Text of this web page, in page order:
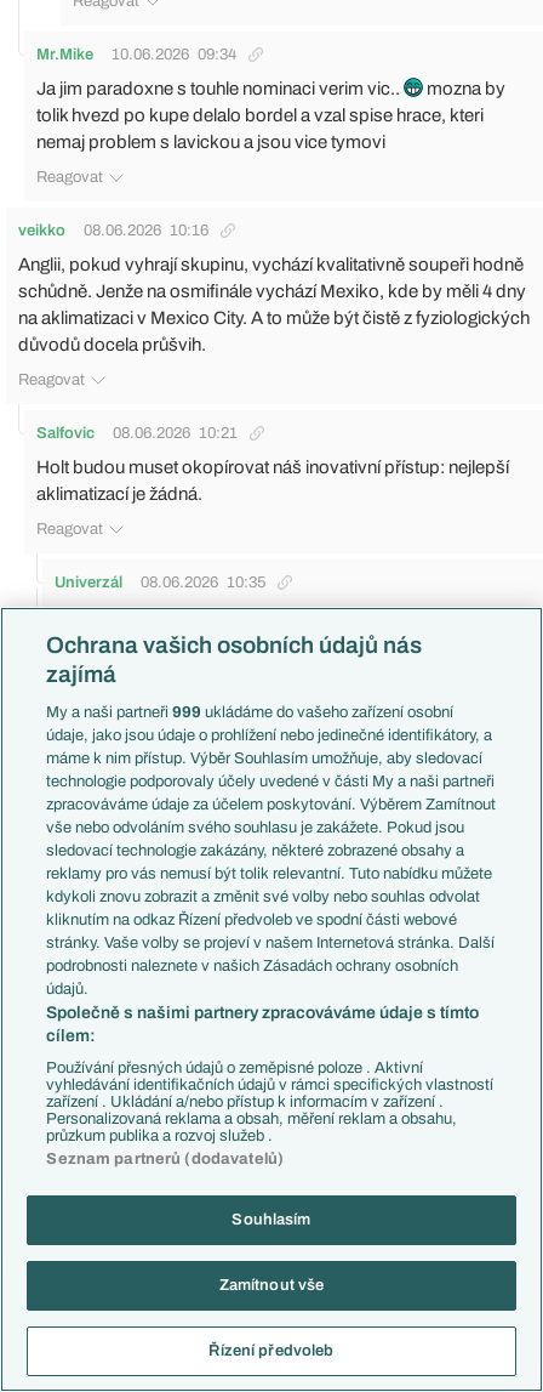
Mr.Mike 10.06.2026 09:34
Ja jim paradoxne s touhle nominaci verim vic..
mozna by
tolik hvezd po kupe delalo bordel a vzal spise hrace, kteri
nemaj problem s lavickou a jsou vice tymovi
Reagovat
veikko 08.06.2026 10:16
Anglii, pokud vyhrají skupinu, vychází kvalitativně soupeři hodně
schůdně. Jenže na osmifinále vychází Mexiko, kde by měli 4 dny
na aklimatizaci v Mexico City. A to může být čistě z fyziologických
důvodů docela průšvih.
Reagovat
Salfovic 08.06.2026 10:21
Holt budou muset okopírovat náš inovativní přístup: nejlepší
aklimatizací je žádná.
Reagovat
Univerzál 08.06.2026 10:35
přístup nejlogičtější a prakticky i jediný možný.
Reagovat
cink 08.06.2026 10:39
Reagovat
Cotton 08.06.2026 10:26
Konec na Norsku v šestnáctifinále
Reagovat
Benfica 08.06.2026 20:06
Reagovat
08.06.2026 11:44
Skupina 4 body , v play off rychly konec
Reagovat
08.06.2026 16:03
12:53
v druhym kole play off je sekne na penalty Mexiko
Ochrana vašich osobních údajů nás
zajímá
My a naši partneři999 ukládáme do vašeho zařízení osobní
údaje, jako jsou údaje o prohlížení nebo jedinečné identifikátory, a
máme k nim přístup. Výběr Souhlasím umožňuje, aby sledovací
technologie podporovaly účely uvedené v části My a naši partneři
zpracováváme údaje za účelem poskytování. Výběrem Zamítnout
vše nebo odvoláním svého souhlasu je zakážete. Pokud jsou
sledovací technologie zakázány, některé zobrazené obsahy a
reklamy pro vás nemusí být tolik relevantní. Tuto nabídku můžete
kdykoli znovu zobrazit a změnit své volby nebo souhlas odvolat
kliknutím na odkaz Řízení předvoleb ve spodní části webové
stránky. Vaše volby se projeví v našem Internetová stránka. Další
podrobnosti naleznete v našich Zásadách ochrany osobních
údajů.
Společně s našimi partnery zpracováváme údaje s tímto
cílem:
Používání přesných údajů o zeměpisné poloze . Aktivní
vyhledávání identifikačních údajů v rámci specifických vlastností
zařízení . Ukládání a/nebo přístup k informacím v zařízení .
Personalizovaná reklama a obsah, měření reklam a obsahu,
průzkum publika a rozvoj služeb .
Seznam partnerů (dodavatelů)
Souhlasím
Zamítnout vše
Řízení předvoleb